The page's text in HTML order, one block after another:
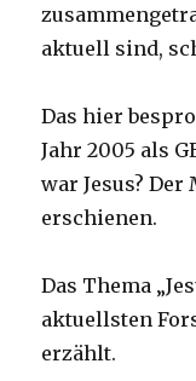
aktuell sind,
Das hier
Jahr 2005 als
war Jesus?
erschienen.
Das Thema
aktuellsten
erzählt.